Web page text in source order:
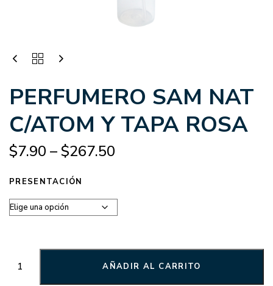
PERFUMERO SAM NAT
C/ATOM Y TAPA ROSA
$7.90 –$267.50
PRESENTACIÓN
AÑADIR AL CARRITO